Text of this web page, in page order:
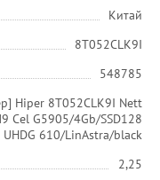
Китай
8T052CLK9I
548785
Hiper 8T052CLK9I Nett
Cel G5905/4Gb/SSD128
UHDG 610/LinAstra/black
2,25